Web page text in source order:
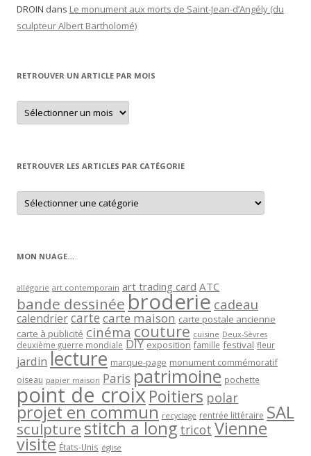
DROIN dans Le monument aux morts de Saint-Jean-d’Angély (du
sculpteur Albert Bartholomé)
RETROUVER UN ARTICLE PAR MOIS
Retrouver
un
article
RETROUVER LES ARTICLES PAR CATÉGORIE
Retrouver
les
articles
MON NUAGE…
allégorie art contemporain art trading card ATC
bande dessinée broderie cadeau
calendriercartecarte maison carte postale ancienne
carte à publicité cinéma couture cuisine Deux-Sèvres
deuxième guerre mondiale DIY exposition famille festival fleur
jardin lecture marque-page monument commémoratif
oiseau papier maison Paris patrimoine pochette
point de croixPoitiers polar
projet en commun recyclage rentrée littéraire SAL
sculpturestitch a long tricot Vienne
visite États-Unis église